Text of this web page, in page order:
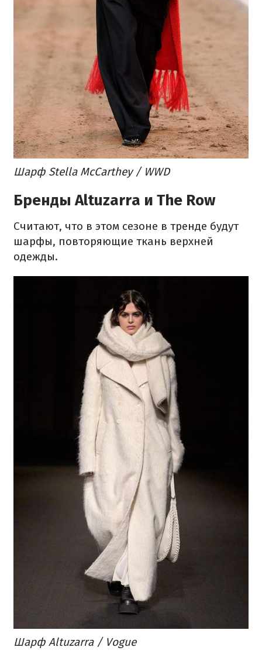
Шарф Stella McCarthey / WWD
Бренды Altuzarra и The Row
Считают, что в этом сезоне в тренде будут
шарфы, повторяющие ткань верхней
одежды.
Шарф Altuzarra / Vogue